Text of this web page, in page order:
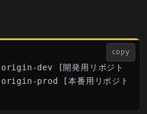
copy
origin-dev [開発用リポジトリの
origin-prod [本番用リポジトリの